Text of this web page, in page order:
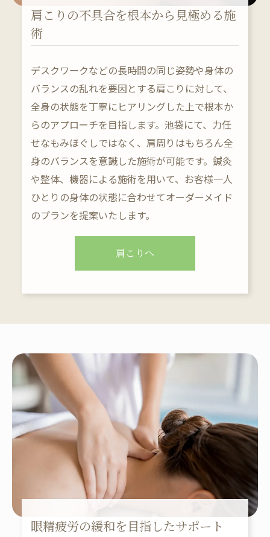
肩こりの不具合を根本から見極める施
術
デスクワークなどの長時間の同じ姿勢や身体の
バランスの乱れを要因とする肩こりに対して、
全身の状態を丁寧にヒアリングした上で根本か
らのアプローチを目指します。池袋にて、力任
せなもみほぐしではなく、肩周りはもちろん全
身のバランスを意識した施術が可能です。鍼灸
や整体、機器による施術を用いて、お客様一人
ひとりの身体の状態に合わせてオーダーメイド
のプランを提案いたします。
肩こりへ
眼精疲労の緩和を目指したサポート